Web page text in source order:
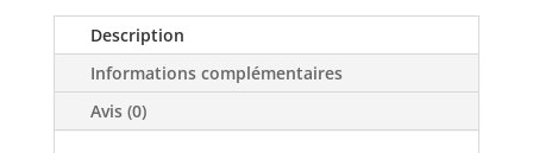
mosaic
céliane
-
Description
Informations complémentaires
Avis (0)